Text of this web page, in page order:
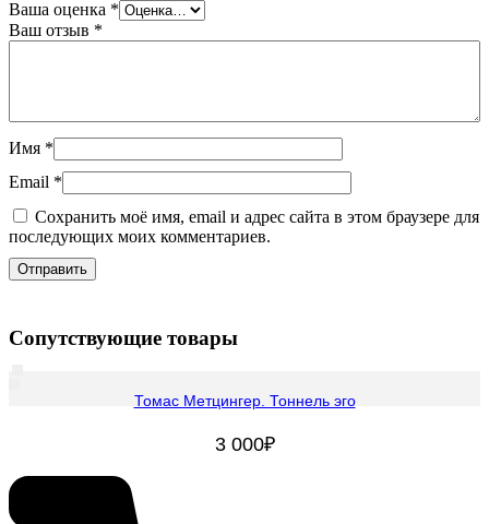
Ваша оценка *
Ваш отзыв *
Имя *
Email *
Сохранить моё имя, email и адрес сайта в этом браузере для
последующих моих комментариев.
Сопутствующие товары
Томас Метцингер. Тоннель эго
3 000₽